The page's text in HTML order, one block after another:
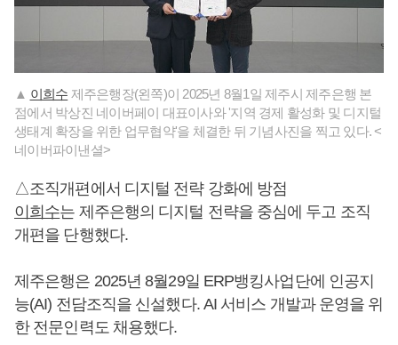
▲ 이희수 제주은행장(왼쪽)이 2025년 8월1일 제주시 제주은행 본
점에서 박상진 네이버페이 대표이사와 '지역 경제 활성화 및 디지털
생태계 확장을 위한 업무협약'을 체결한 뒤 기념사진을 찍고 있다. <
네이버파이낸셜>
△조직개편에서 디지털 전략 강화에 방점
이희수는 제주은행의 디지털 전략을 중심에 두고 조직
개편을 단행했다.
제주은행은 2025년 8월29일 ERP뱅킹사업단에 인공지
능(AI) 전담조직을 신설했다. AI 서비스 개발과 운영을 위
한 전문인력도 채용했다.